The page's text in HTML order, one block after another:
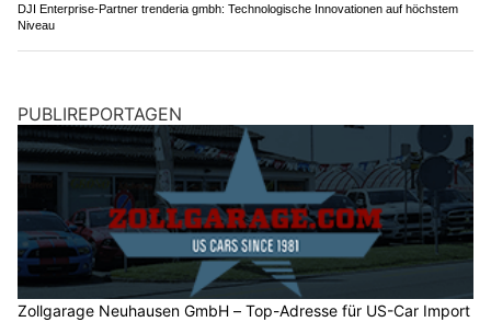
DJI Enterprise-Partner trenderia gmbh: Technologische Innovationen auf höchstem
Niveau
PUBLIREPORTAGEN
Zollgarage Neuhausen GmbH – Top-Adresse für US-Car Import